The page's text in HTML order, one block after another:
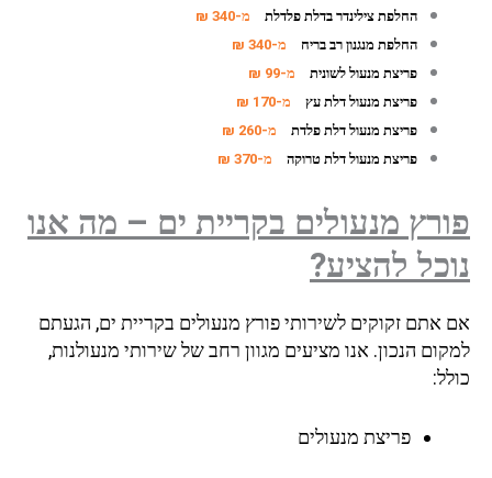
החלפת צילינדר בדלת פלדלת
מ-340 ₪
החלפת מנגנון רב בריח
מ-340 ₪
פריצת מנעול לשונית
מ-99 ₪
פריצת מנעול דלת עץ
מ-170 ₪
פריצת מנעול דלת פלדת
מ-260 ₪
פריצת מנעול דלת טרוקה
מ-370 ₪
פורץ מנעולים בקריית ים – מה אנו
נוכל להציע?
אם אתם זקוקים לשירותי פורץ מנעולים בקריית ים, הגעתם
למקום הנכון. אנו מציעים מגוון רחב של שירותי מנעולנות,
כולל:
פריצת מנעולים